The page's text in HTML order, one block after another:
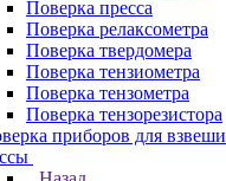
Поверка пресса
Поверка релаксометра
Поверка твердомера
Поверка тензиометра
Поверка тензометра
Поверка тензорезистора
приборов для